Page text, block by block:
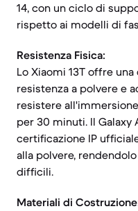
14, con un ciclo di
rispetto ai modelli di
Resistenza Fisica:
Lo Xiaomi 13T offre
resistenza a polvere e
resistere
per 30 minuti. Il Galaxy
certificazione IP
alla polvere,
difficili.
Materiali di